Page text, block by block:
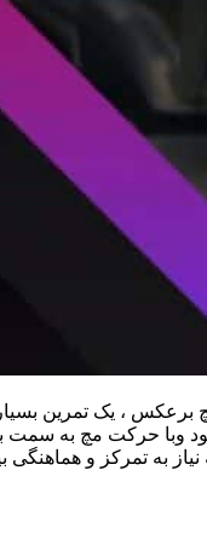
، یک تمرین بسیار
حرکت مچ‌ به سمت
به تمرکز و هماهنگی